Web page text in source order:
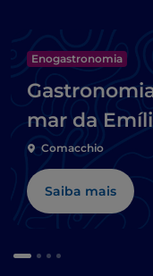
Enogastronomia
mar da
Comacchio
Saiba mais